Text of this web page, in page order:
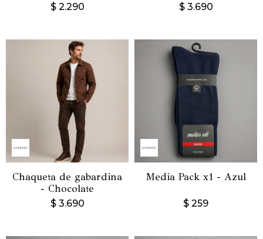
$ 2.290 $ 3.690
Chaqueta de gabardina
- Chocolate
$ 3.690
Media Pack x1 - Azul
$ 259